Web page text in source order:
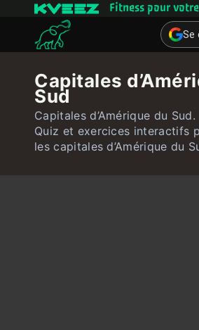
Fitness pour
Se
Quiz
Utilisateur
Contact
Capitales
Sud
Capitales d’Amérique du Sud.
Quiz et exercices interactifs
les capitales d’Amérique du